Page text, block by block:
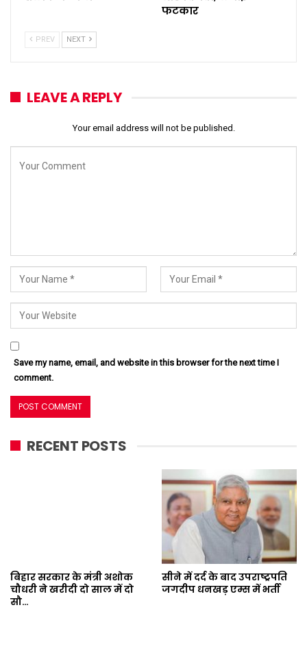
फटकार
PREV NEXT
LEAVE A REPLY
Your email address will not be published.
Save my name, email, and website in this browser for the next time I
comment.
RECENT POSTS
बिहार सरकार के मंत्री अशोक
चौधरी ने खरीदी दो साल में दो
सौ…
सीने में दर्द के बाद उपराष्ट्रपति
जगदीप धनखड़ एम्स में भर्ती